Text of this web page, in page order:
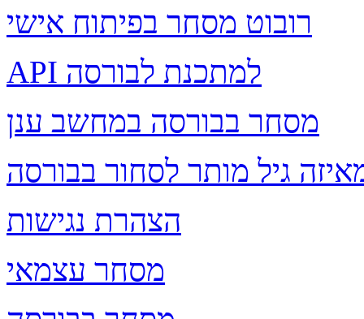
רובוט מסחר בפיתוח אישי
API למתכנת לבורסה
מסחר בבורסה במחשב ענן
הצהרת נגישות
מסחר עצמאי